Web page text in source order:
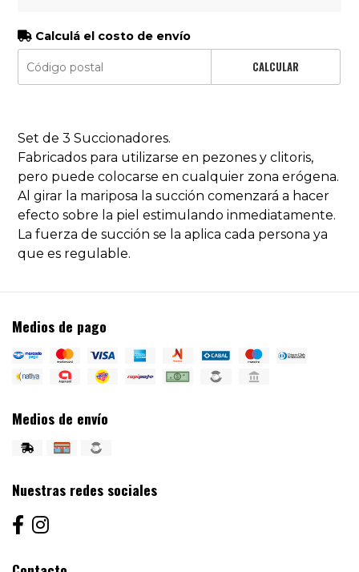
Calculá el costo de envío
CALCULAR
Set de 3 Succionadores.
Fabricados para utilizarse en pezones y clitoris,
pero puede colocarse en cualquier zona erógena.
Al girar la mariposa la succión comenzará a hacer
efecto sobre la piel estimulando inmediatamente.
La fuerza de succión se la aplica cada persona ya
que es regulable.
Medios de pago
Medios de envío
Nuestras redes sociales